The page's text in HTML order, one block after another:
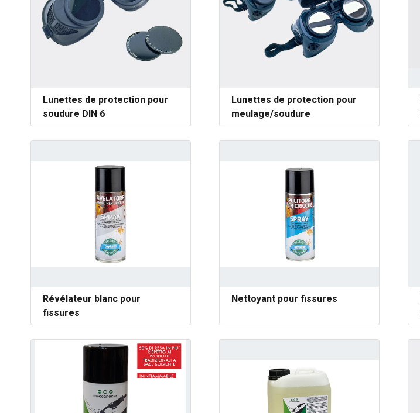
Lunettes de protection pour
soudure DIN 6
Lunettes de protection pour
meulage/soudure
Révélateur blanc pour
fissures
Nettoyant pour fissures